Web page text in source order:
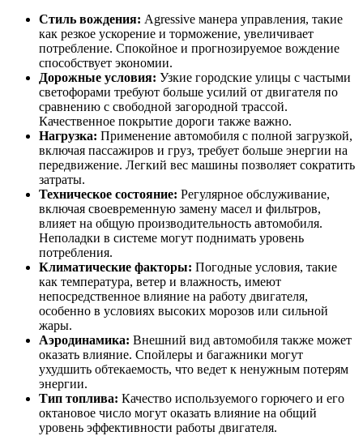
Стиль вождения: Аgressive манера управления, такие
как резкое ускорение и торможение, увеличивает
потребление. Спокойное и прогнозируемое вождение
способствует экономии.
Дорожные условия: Узкие городские улицы с частыми
светофорами требуют больше усилий от двигателя по
сравнению с свободной загородной трассой.
Качественное покрытие дороги также важно.
Нагрузка: Применение автомобиля с полной загрузкой,
включая пассажиров и груз, требует больше энергии на
передвижение. Легкий вес машины позволяет сократить
затраты.
Техническое состояние: Регулярное обслуживание,
включая своевременную замену масел и фильтров,
влияет на общую производительность автомобиля.
Неполадки в системе могут поднимать уровень
потребления.
Климатические факторы: Погодные условия, такие
как температура, ветер и влажность, имеют
непосредственное влияние на работу двигателя,
особенно в условиях высоких морозов или сильной
жары.
Аэродинамика: Внешний вид автомобиля также может
оказать влияние. Спойлеры и багажники могут
ухудшить обтекаемость, что ведет к ненужным потерям
энергии.
Тип топлива: Качество используемого горючего и его
октановое число могут оказать влияние на общий
уровень эффективности работы двигателя.